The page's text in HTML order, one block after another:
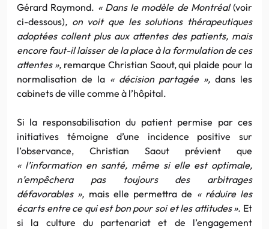
Gérard Raymond. « Dans le modèle de Montréal(voir
ci-dessous), on voit que les solutions thérapeutiques
adoptées collent plus aux attentes des patients, mais
encore faut-il laisser de la place à la formulation de ces
attentes », remarque Christian Saout, qui plaide pour la
normalisation de la « décision partagée », dans les
cabinets de ville comme à l’hôpital.
Si la responsabilisation du patient permise par ces
initiatives témoigne d’une incidence positive sur
l’observance, Christian Saout prévient que
« l’information en santé, même si elle est optimale,
n’empêchera pas toujours des arbitrages
défavorables », mais elle permettra de « réduire les
écarts entre ce qui est bon pour soi et les attitudes ». Et
si la culture du partenariat et de l’engagement